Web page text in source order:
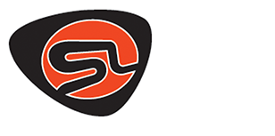
We use cookies to ensure that we provide you
on our website. By continuing to browse this
that cookies are used to help us analyze how
to offer you a better experience. To learn more
you can disable cookies, you can access our